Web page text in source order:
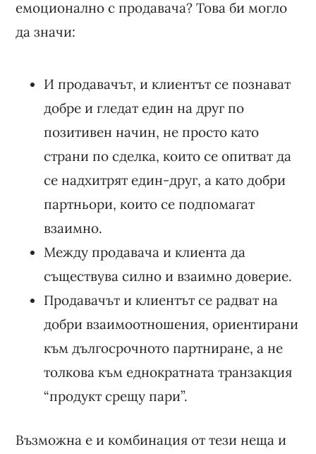
емоционално с продавача? Това би могло
да значи:
И продавачът, и клиентът се познават
добре и гледат един на друг по
позитивен начин, не просто като
страни по сделка, които се опитват да
се надхитрят един-друг, а като добри
партньори, които се подпомагат
взаимно.
Между продавача и клиента да
съществува силно и взаимно доверие.
Продавачът и клиентът се радват на
добри взаимоотношения, ориентирани
към дългосрочното партниране, а не
толкова към еднократната транзакция
“продукт срещу пари”.
Възможна е и комбинация от тези неща и